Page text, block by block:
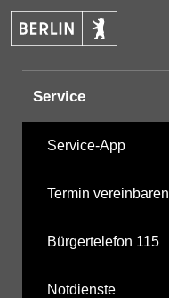
Service
Service-App
Termin vereinbaren
Bürgertelefon 115
Notdienste